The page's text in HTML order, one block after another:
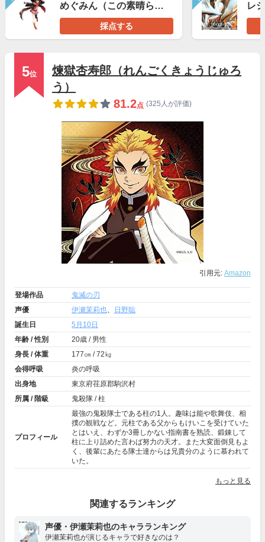
めぐみん（この素晴らしい世界に祝福を！）
採点する
レ
5位
煉獄杏寿郎（れんごくきょうじゅろ
う）
81.2点 (325人が評価)
引用元: Amazon
登場作品
鬼滅の刃
声優
伊瀬茉莉也、
日野聡
誕生日
5月10日
年齢 / 性別
20歳 / 男性
身長 / 体重
177㎝ / 72㎏
会得呼吸
炎の呼吸
出身地
東京府荏原郡駒沢村
所属 / 階級
鬼殺隊 / 柱
プロフィール
最強の鬼殺隊士である柱の1人。趣味は能や歌舞伎、相
撲の観戦など。元柱である父からもけいこを受けていた
とはいえ、わずか3冊しかない指南書を熟読、鍛錬して
柱に上り詰めた言わば努力の天才。また大変面倒見もよ
く、後輩にあたる隊士達からは兄貴分のように慕われて
いた。
もっと見る
関連するランキング
声優・伊瀬茉莉也のキャラランキング
伊瀬茉莉也が演じるキャラで好きなのは？